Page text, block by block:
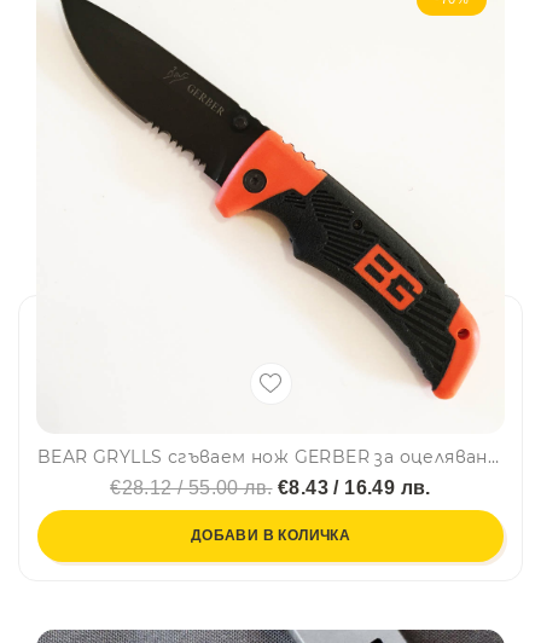
BEAR GRYLLS сгъваем нож GERBER за оцеляване в пустошта - лазерно заточен
€28.12 / 55.00 лв.€8.43 / 16.49 лв.
ДОБАВИ В КОЛИЧКА